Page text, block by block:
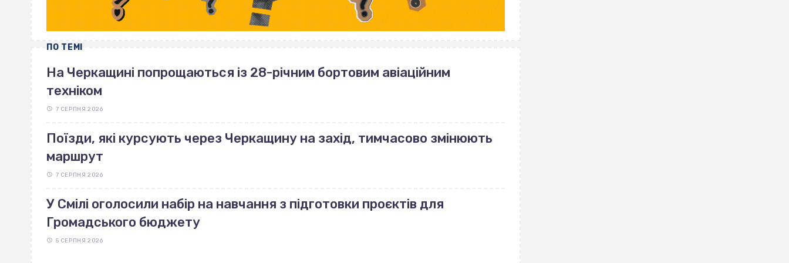
ПО ТЕМІ
На Черкащині попрощаються із 28-річним бортовим авіаційним
техніком
7 СЕРПНЯ 2026
Поїзди, які курсують через Черкащину на захід, тимчасово змінюють
маршрут
7 СЕРПНЯ 2026
У Смілі оголосили набір на навчання з підготовки проєктів для
Громадського бюджету
5 СЕРПНЯ 2026